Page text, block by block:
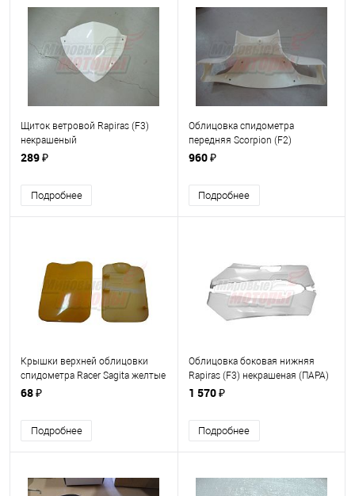
Щиток ветровой Rapiras (F3)
некрашеный
289 ₽
Подробнее
Облицовка спидометра
передняя Scorpion (F2)
некрашеная
960 ₽
Подробнее
Крышки верхней облицовки
спидометра Racer Sagita желтые
(ПАРА)
68 ₽
Подробнее
Облицовка боковая нижняя
Rapiras (F3) некрашеная (ПАРА)
1 570 ₽
Подробнее